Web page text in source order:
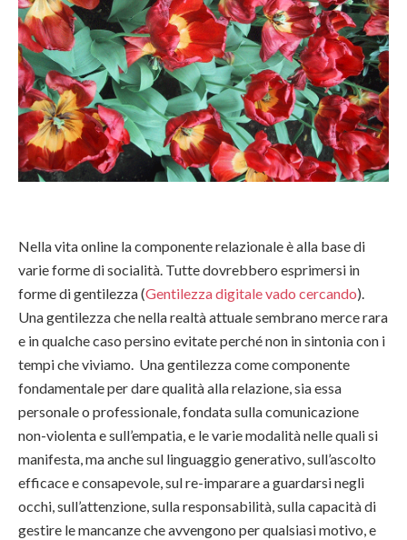
Nella vita online la componente relazionale è alla base di
varie forme di socialità. Tutte dovrebbero esprimersi in
forme di gentilezza (Gentilezza digitale vado cercando).
Una gentilezza che nella realtà attuale sembrano merce rara
e in qualche caso persino evitate perché non in sintonia con i
tempi che viviamo. Una gentilezza come componente
fondamentale per dare qualità alla relazione, sia essa
personale o professionale, fondata sulla comunicazione
non-violenta e sull’empatia, e le varie modalità nelle quali si
manifesta, ma anche sul linguaggio generativo, sull’ascolto
efficace e consapevole, sul re-imparare a guardarsi negli
occhi, sull’attenzione, sulla responsabilità, sulla capacità di
gestire le mancanze che avvengono per qualsiasi motivo, e